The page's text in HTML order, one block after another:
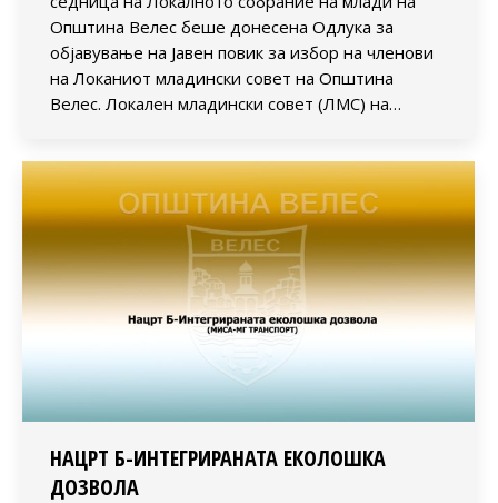
Општина Велес беше донесена Одлука за
објавување на Јавен повик за избор на членови
на Локаниот младински совет на Општина
Велес. Локален младински совет (ЛМС) на…
НАЦРТ Б-ИНТЕГРИРАНАТА ЕКОЛОШКА
ДОЗВОЛА